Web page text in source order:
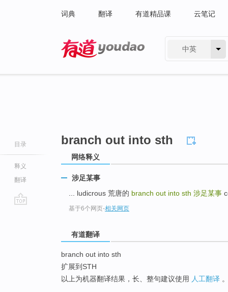
词典 翻译 有道精品课 云笔记
中英
目录
释义
翻译
branch out into sth
网络释义
涉足某事
... ludicrous 荒唐的 branch out into sth 涉足某事
基于6个网页-相关网页
有道翻译
branch out into sth
扩展到STH
以上为机器翻译结果，长、整句建议使用 人工翻译